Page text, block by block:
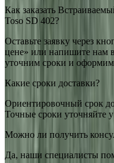
Как заказать
Toso SD 402?
Оставьте заявку через
цене» или напишите нам
уточним сроки и оформим
Какие сроки доставки?
Ориентировочный срок
Точные сроки уточняйте
Можно ли получить
Да, наши специалисты